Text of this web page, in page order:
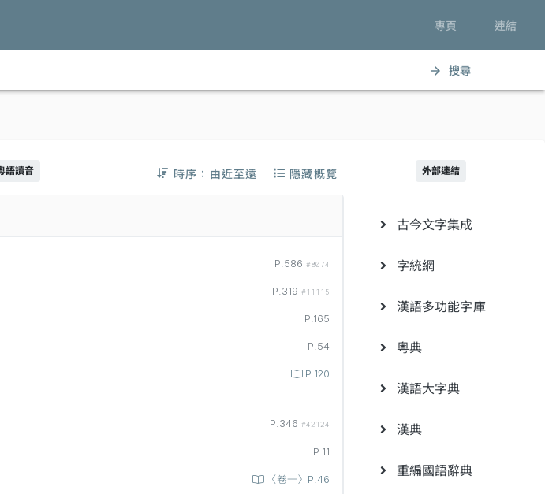
專頁 連結
arrow_forward 搜尋
語讀音 時序：由近至遠 隱藏概覽
P.586 #8074
P.319 #11115
P.165
P.54
P.120
P.346 #42124
P.11
〈卷一〉P.46
外部連結
古今文字集成
字統網
漢語多功能字庫
粵典
漢語大字典
漢典
重編國語辭典